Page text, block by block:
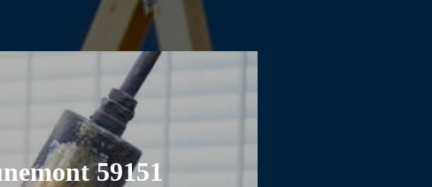
59151